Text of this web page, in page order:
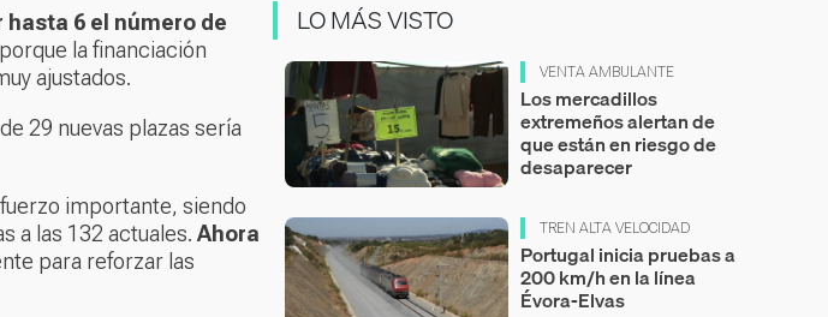
6 el número de
la financiación
ajustados.
29 nuevas plazas sería
importante, siendo
a las 132 actuales. Ahora
para reforzar las
LO MÁS VISTO
VENTA AMBULANTE
Los mercadillos
extremeños alertan de
que están en riesgo de
desaparecer
TREN ALTA VELOCIDAD
Portugal inicia pruebas a
200 km/h en la línea
Évora-Elvas